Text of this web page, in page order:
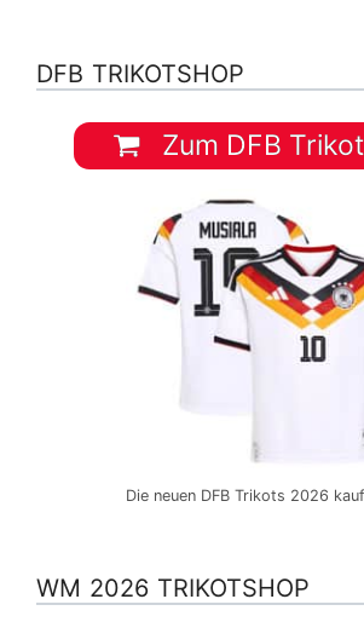
DFB TRIKOTSHOP
Zum DFB
Die neuen DFB Trikots 2026
WM 2026 TRIKOTSHOP